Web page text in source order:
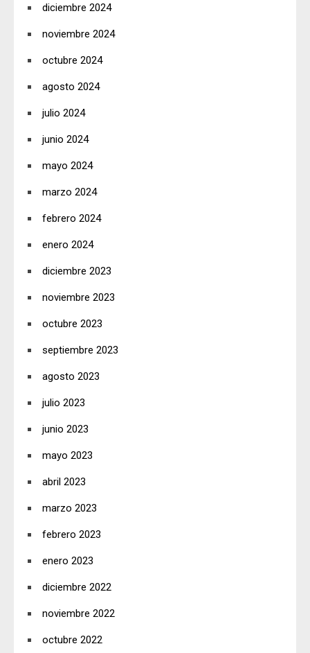
diciembre 2024
noviembre 2024
octubre 2024
agosto 2024
julio 2024
junio 2024
mayo 2024
marzo 2024
febrero 2024
enero 2024
diciembre 2023
noviembre 2023
octubre 2023
septiembre 2023
agosto 2023
julio 2023
junio 2023
mayo 2023
abril 2023
marzo 2023
febrero 2023
enero 2023
diciembre 2022
noviembre 2022
octubre 2022